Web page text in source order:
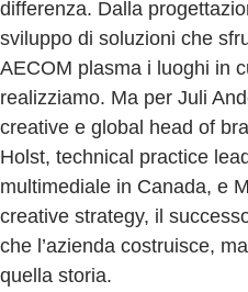
differenza. Dalla
sviluppo di soluzioni che
AECOM plasma i luoghi in
realizziamo. Ma per Juli
creative e global head of
Holst, technical practice
multimediale in Canada, e
creative strategy, il
che l’azienda costruisce,
quella storia.